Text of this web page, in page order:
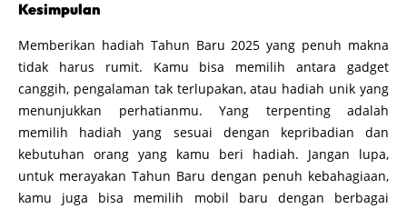
Kesimpulan
Memberikan hadiah Tahun Baru 2025 yang penuh makna
tidak harus rumit. Kamu bisa memilih antara gadget
canggih, pengalaman tak terlupakan, atau hadiah unik yang
menunjukkan perhatianmu. Yang terpenting adalah
memilih hadiah yang sesuai dengan kepribadian dan
kebutuhan orang yang kamu beri hadiah. Jangan lupa,
untuk merayakan Tahun Baru dengan penuh kebahagiaan,
kamu juga bisa memilih mobil baru dengan berbagai